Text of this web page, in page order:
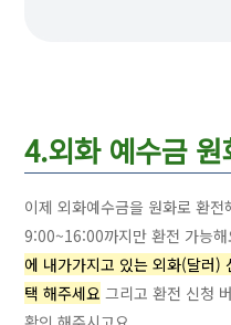
4.외화 예수금 원
이제 외화예수금을 원화로 환
9:00~16:00까지만 환전 가능
에 내가가지고 있는 외화(달러)
택 해주세요 그리고 환전 신청